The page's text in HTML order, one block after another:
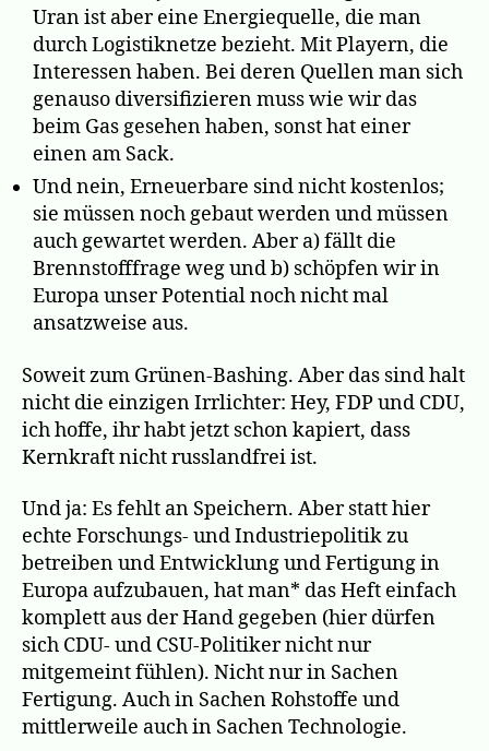
Uran ist aber eine Energiequelle, die man
durch Logistiknetze bezieht. Mit Playern, die
Interessen haben. Bei deren Quellen man sich
genauso diversifizieren muss wie wir das
beim Gas gesehen haben, sonst hat einer
einen am Sack.
Und nein, Erneuerbare sind nicht kostenlos;
sie müssen noch gebaut werden und müssen
auch gewartet werden. Aber a) fällt die
Brennstofffrage weg und b) schöpfen wir in
Europa unser Potential noch nicht mal
ansatzweise aus.
Soweit zum Grünen-Bashing. Aber das sind halt
nicht die einzigen Irrlichter: Hey, FDP und CDU,
ich hoffe, ihr habt jetzt schon kapiert, dass
Kernkraft nicht russlandfrei ist.
Und ja: Es fehlt an Speichern. Aber statt hier
echte Forschungs- und Industriepolitik zu
betreiben und Entwicklung und Fertigung in
Europa aufzubauen, hat man* das Heft einfach
komplett aus der Hand gegeben (hier dürfen
sich CDU- und CSU-Politiker nicht nur
mitgemeint fühlen). Nicht nur in Sachen
Fertigung. Auch in Sachen Rohstoffe und
mittlerweile auch in Sachen Technologie.